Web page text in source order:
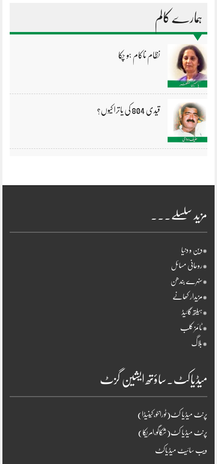
ہمارے کالم
نظام ناکام ہو چکا
قیدی 804 کی یاترا کیوں؟
مزید سلسلے۔۔۔
*دین و دنیا
*روحانی مسائل
*سنہرے بندھن
*مزیدار کھانے
*ہیلتھ گائیڈ
*ٹائمز کلب
*بلاگ
میڈیاکٹ۔ساؤتھ ایشین گزٹ
پرنٹ میڈیا کٹ(ٹورانٹو،کینیڈا)
پرنٹ میڈیا کٹ(شکاگو،امریکا)
ویب سائیٹ میڈیاکٹ